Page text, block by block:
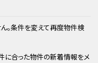
。条件を変えて再度物件検
に合った物件の新着情報をメ